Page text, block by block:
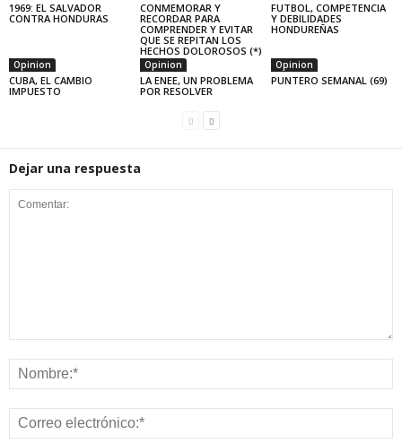
1969: EL SALVADOR
CONTRA HONDURAS
CONMEMORAR Y
RECORDAR PARA
COMPRENDER Y EVITAR
QUE SE REPITAN LOS
HECHOS DOLOROSOS (*)
FUTBOL, COMPETENCIA
Y DEBILIDADES
HONDUREÑAS
Opinion
CUBA, EL CAMBIO
IMPUESTO
Opinion
LA ENEE, UN PROBLEMA
POR RESOLVER
Opinion
PUNTERO SEMANAL (69)
Dejar una respuesta